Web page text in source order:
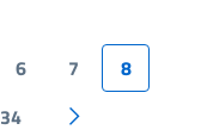
6 7
8
34